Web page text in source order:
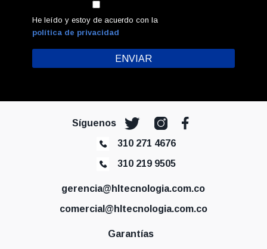
He leído y estoy de acuerdo con la
política de privacidad
Síguenos
310 271 4676
310 219 9505
gerencia@hltecnologia.com.co
comercial@hltecnologia.com.co
Garantías